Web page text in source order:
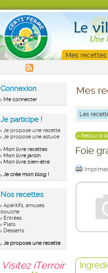
Mes recettes
Connexion
Me connecter
Je participe !
Je propose une recette
Je propose une astuce
Mon livre recettes
Mon livre jardin
Mon livre bien-être
Je crée mon blog !
Nos recettes
Apéritifs, amuses
bouche
Entrées
Plats
Desserts
Je propose une recette
Visitez iTerroir
Mes
Les
< Retour à
Foie
Imprimer